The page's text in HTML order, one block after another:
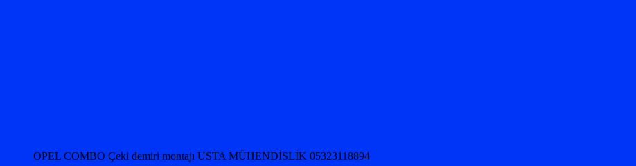
OPEL COMBO Çeki demiri montajı USTA MÜHENDİSLİK 05323118894